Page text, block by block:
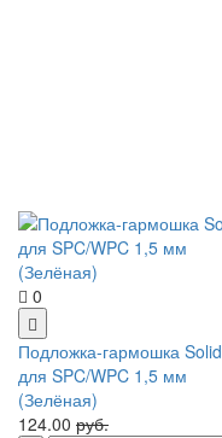
0
Подложка-гармошка Solid
для SPC/WPC 1,5 мм
(Зелёная)
124.00 руб.